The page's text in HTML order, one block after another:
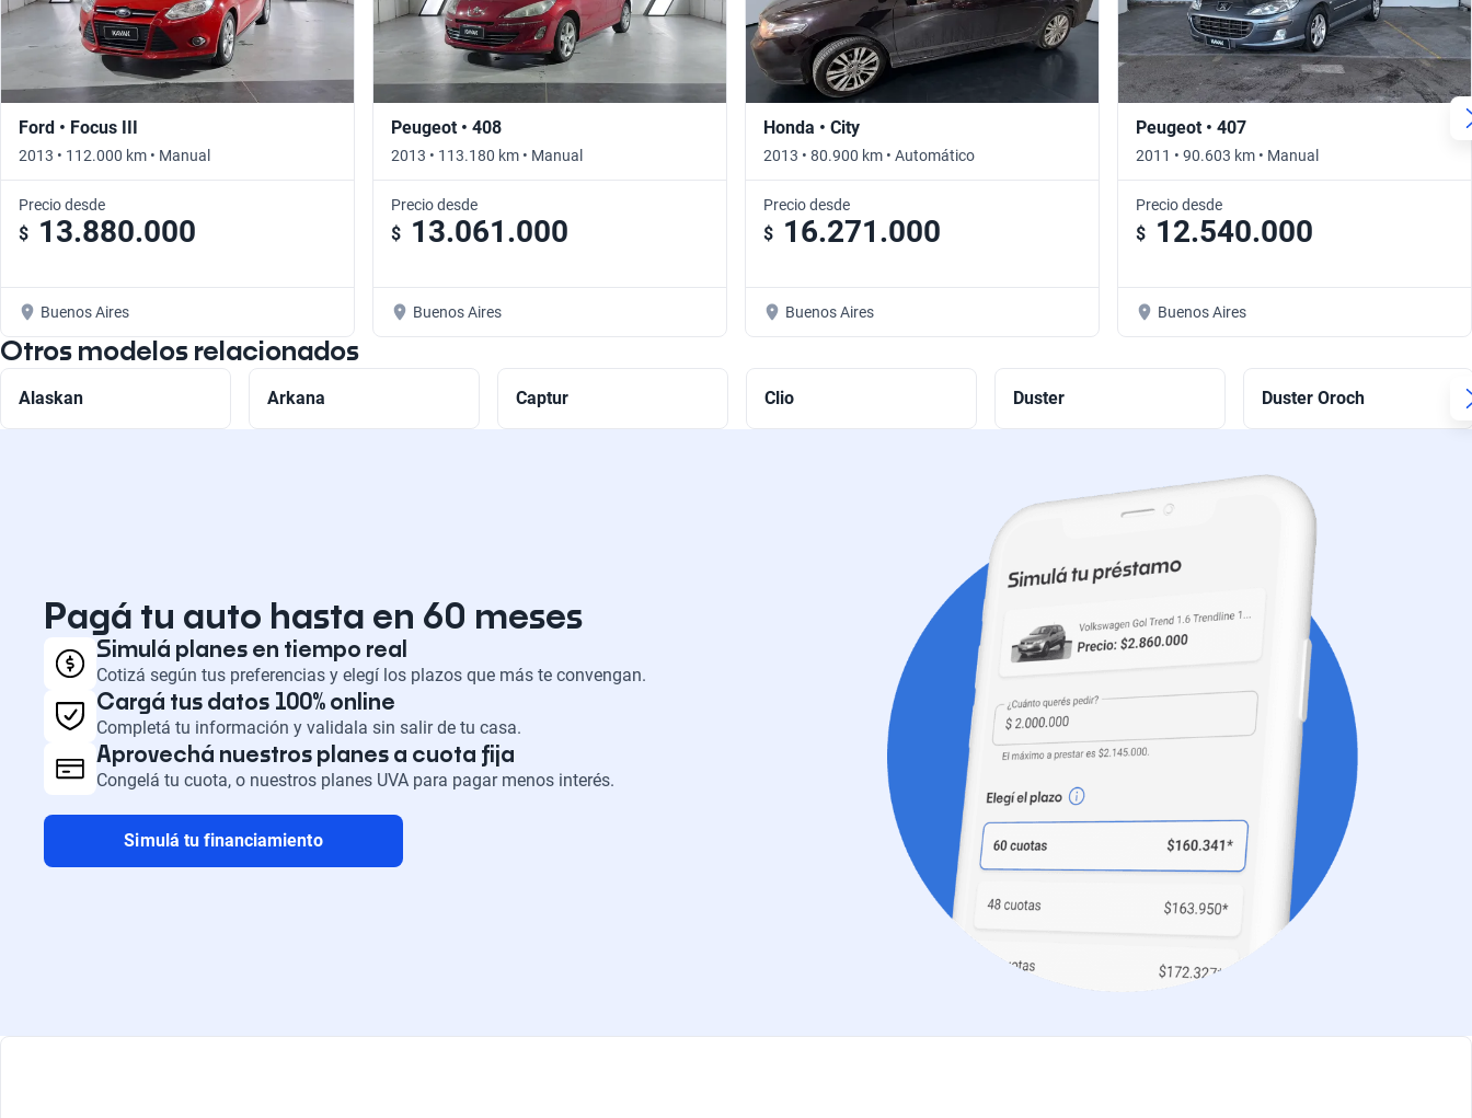
Ford • Focus III
2013 • 112.000 km • Manual
Precio desde
$ 13.880.000
Buenos Aires
Peugeot • 408
2013 • 113.180 km • Manual
Precio desde
$ 13.061.000
Buenos Aires
Honda • City
2013 • 80.900 km • Automático
Precio desde
$ 16.271.000
Buenos Aires
Peugeot • 407
2011 • 90.603 km • Manual
Precio desde
$ 12.540.000
Buenos Aires
Otros modelos relacionados
Alaskan Arkana Captur Clio Duster Duster Oroch
Pagá tu auto hasta en 60 meses
Simulá planes en tiempo real
Cotizá según tus preferencias y elegí los plazos que más te convengan.
Cargá tus datos 100% online
Completá tu información y validala sin salir de tu casa.
Aprovechá nuestros planes a cuota fija
Congelá tu cuota, o nuestros planes UVA para pagar menos interés.
Simulá tu financiamiento